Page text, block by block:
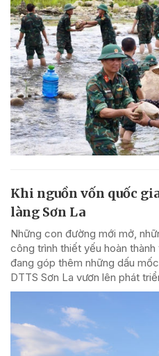
Khi nguồn vốn quốc
làng Sơn La
Những con đường mới mở,
công trình thiết yếu hoàn thành
đang góp thêm những dấu
DTTS Sơn La vươn lên phát